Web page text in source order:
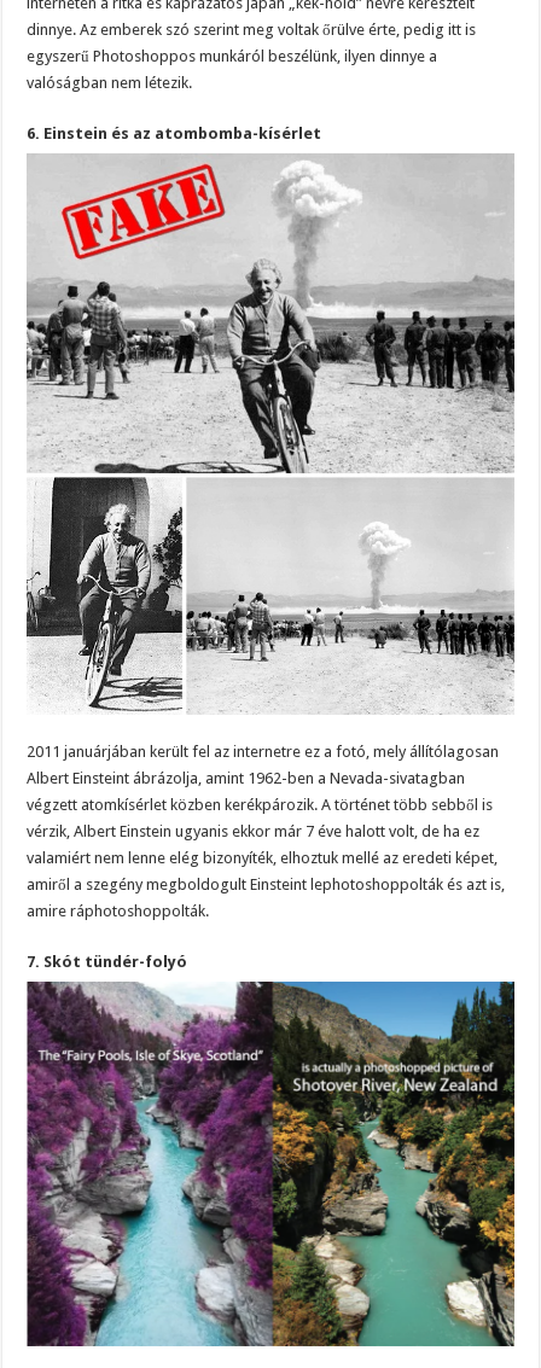
dinnye. Az emberek szó szerint meg voltak őrülve érte, pedig itt is
egyszerű Photoshoppos munkáról beszélünk, ilyen dinnye a
valóságban nem létezik.
6. Einstein és az atombomba-kísérlet
2011 januárjában került fel az internetre ez a fotó, mely állítólagosan
Albert Einsteint ábrázolja, amint 1962-ben a Nevada-sivatagban
végzett atomkísérlet közben kerékpározik. A történet több sebből is
vérzik, Albert Einstein ugyanis ekkor már 7 éve halott volt, de ha ez
valamiért nem lenne elég bizonyíték, elhoztuk mellé az eredeti képet,
amiről a szegény megboldogult Einsteint lephotoshoppolták és azt is,
amire ráphotoshoppolták.
7. Skót tündér-folyó